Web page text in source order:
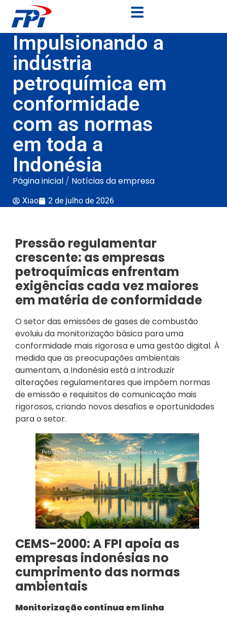
Impulsionando a
indústria
petroquímica em
conformidade
com as normas
em toda a
Indonésia
Página inicial / Notícias da empresa
Xiao 2 de julho de 2026
Pressão regulamentar
crescente: as empresas
petroquímicas enfrentam
exigências cada vez maiores
em matéria de conformidade
O setor das emissões de gases de combustão
evoluiu da monitorização básica para uma
conformidade mais rigorosa e uma gestão digital. À
medida que as preocupações ambientais
aumentam, a Indonésia está a introduzir
alterações regulamentares que impõem normas
de emissão e requisitos de comunicação mais
rigorosos, criando novos desafios e oportunidades
para o setor.
CEMS-2000: A FPI apoia as
empresas indonésias no
cumprimento das normas
ambientais
Monitorização contínua em linha